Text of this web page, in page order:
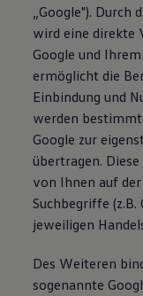
„Google"). Durch
wird eine direkte
Google und
ermöglicht die
Einbindung und
werden
Google zur
übertragen.
von Ihnen auf
Suchbegriffe
jeweiligen
Des Weiteren
sogenannte